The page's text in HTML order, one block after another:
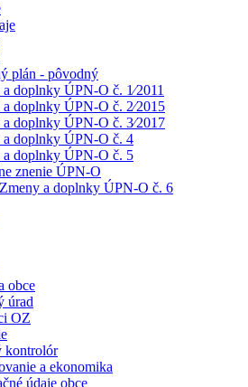
plán - pôvodný
doplnky ÚPN-O č. 1⁄2011
a doplnky ÚPN-O č. 2⁄2015
a doplnky ÚPN-O č. 3⁄2017
a doplnky ÚPN-O č. 4
a doplnky ÚPN-O č. 5
znenie ÚPN-O
a doplnky ÚPN-O č. 6
obce
úrad
OZ
kontrolór
a ekonomika
údaje obce